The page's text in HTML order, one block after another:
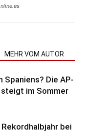
MEHR VOM AUTOR
Die AP-
im Sommer
bei